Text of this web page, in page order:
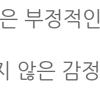
부정적
않은 감